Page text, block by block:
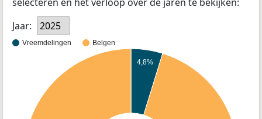
Jaar:
2025
Vreemdelingen Belgen
4,8%